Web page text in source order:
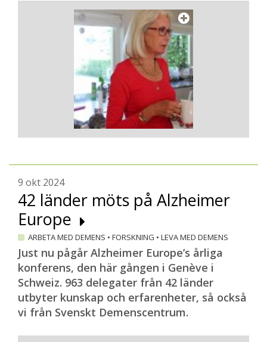
9 okt 2024
42 länder möts på Alzheimer
Europe
ARBETA MED DEMENS • FORSKNING • LEVA MED DEMENS
Just nu pågår Alzheimer Europe’s årliga
konferens, den här gången i Genève i
Schweiz. 963 delegater från 42 länder
utbyter kunskap och erfarenheter, så också
vi från Svenskt Demenscentrum.